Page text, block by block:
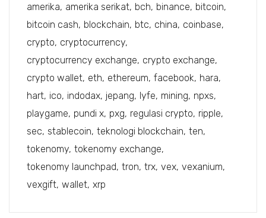
amerika amerika serikat bch binance bitcoin
bitcoin cash blockchain btc china coinbase
crypto cryptocurrency
cryptocurrency exchange crypto exchange
crypto wallet eth ethereum facebook hara
hart ico indodax jepang lyfe mining npxs
playgame pundi x pxg regulasi crypto ripple
sec stablecoin teknologi blockchain ten
tokenomy tokenomy exchange
tokenomy launchpad tron trx vex vexanium
vexgift wallet xrp